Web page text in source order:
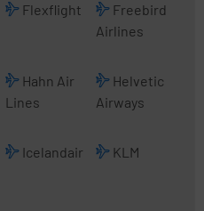
Flexflight
Freebird
Airlines
Hahn Air
Lines
Helvetic
Airways
Icelandair KLM